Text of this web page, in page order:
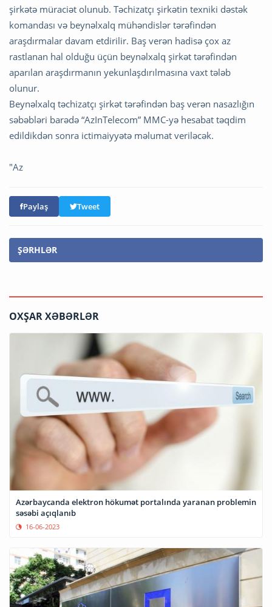
şirkətə müraciət olunub. Təchizatçı şirkətin texniki dəstək
komandası və beynəlxalq mühəndislər tərəfindən
araşdırmalar davam etdirilir. Baş verən hadisə çox az
rastlanan hal olduğu üçün beynəlxalq şirkət tərəfindən
aparılan araşdırmanın yekunlaşdırılmasına vaxt tələb
olunur.
Beynəlxalq təchizatçı şirkət tərəfindən baş verən nasazlığın
səbəbləri barədə “AzInTelecom” MMC-yə hesabat təqdim
edildikdən sonra ictimaiyyətə məlumat veriləcək.
"Az
Paylaş Tweet
ŞƏRHLƏR
OXŞAR XƏBƏRLƏR
Azərbaycanda elektron hökumət portalında yaranan problemin
səsəbi açıqlanıb
16-06-2023